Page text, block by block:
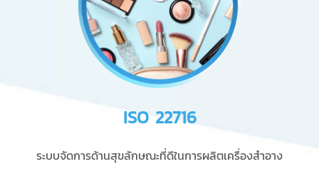
ISO 22716
ระบบจัดการด้านสุขลักษณะที่ดีในการผลิตเครื่องสำอาง